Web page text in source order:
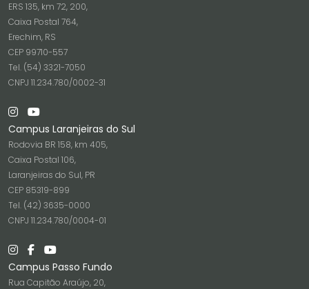
ERS 135, km 72, 200,
Caixa Postal 764,
Erechim, RS
CEP 99710-557
Tel. (54) 3321-7050
CNPJ 11.234.780/0002-31
Campus Laranjeiras do Sul
Rodovia BR 158, km 405,
Caixa Postal 106,
Laranjeiras do Sul, PR
CEP 85319-899
Tel. (42) 3635-0000
CNPJ 11.234.780/0004-01
Campus Passo Fundo
Rua Capitão Araújo, 20,